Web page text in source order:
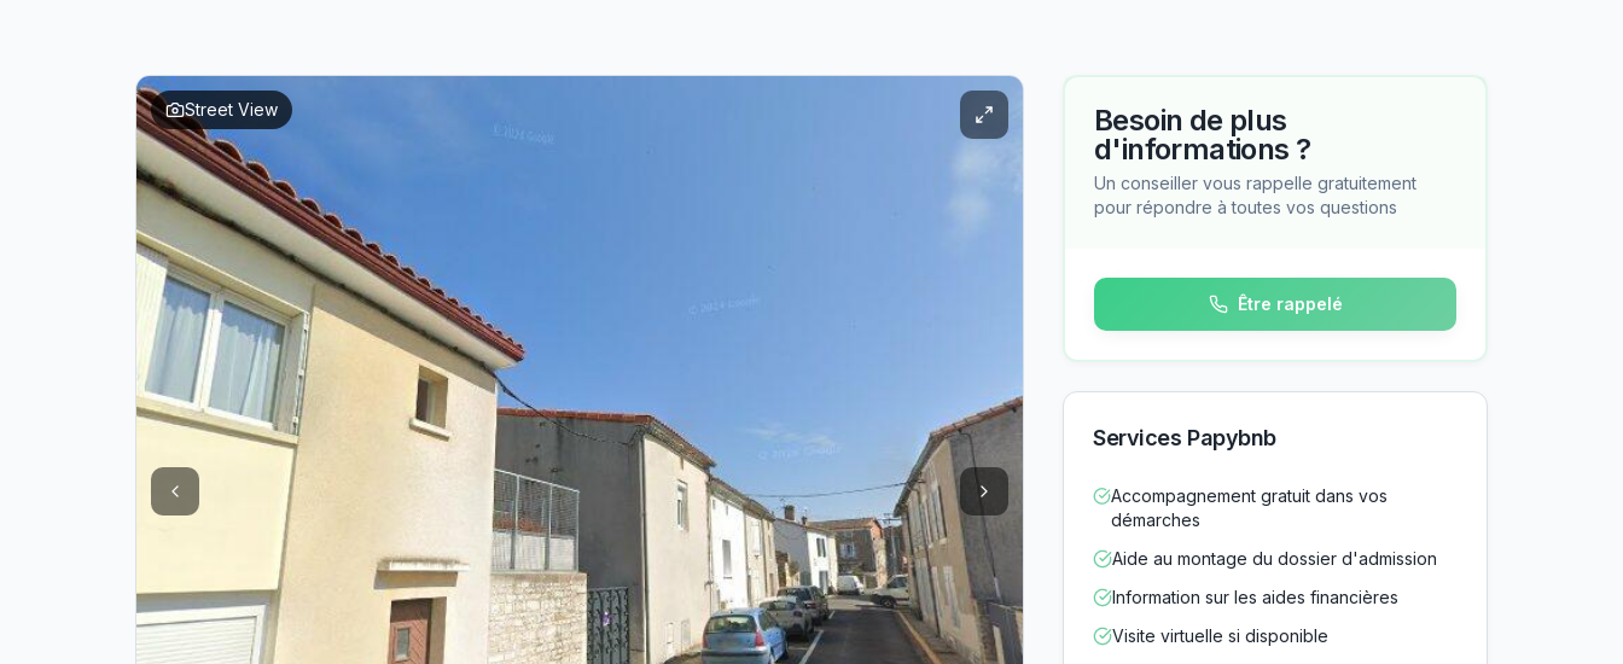
Street View
Besoin de plus
d'informations ?
Un conseiller vous rappelle gratuitement
pour répondre à toutes vos questions
Être rappelé
Services Papybnb
Accompagnement gratuit dans vos
démarches
Aide au montage du dossier d'admission
Information sur les aides financières
Visite virtuelle si disponible